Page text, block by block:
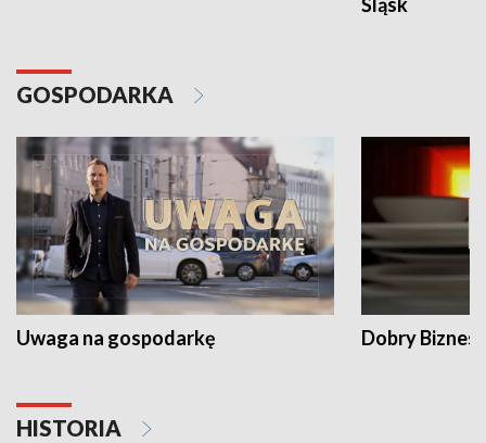
GOSPODARKA
Uwaga na gospodarkę Dobry Biznes
HISTORIA